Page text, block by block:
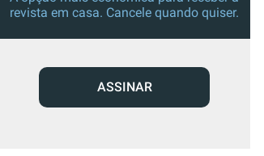
revista em casa. Cancele quando quiser.
ASSINAR